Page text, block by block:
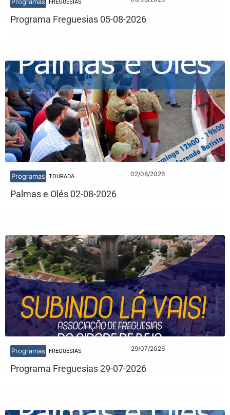
FREGUESIAS
Programa Freguesias 05-08-2026
Programas TOURADA 02/08/2026
Palmas e Olés 02-08-2026
Programas FREGUESIAS 29/07/2026
Programa Freguesias 29-07-2026